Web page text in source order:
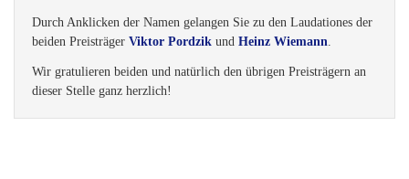
Durch Anklicken der Namen gelangen Sie zu den Laudationes der
beiden Preisträger Viktor Pordzik und Heinz Wiemann.
Wir gratulieren beiden und natürlich den übrigen Preisträgern an
dieser Stelle ganz herzlich!